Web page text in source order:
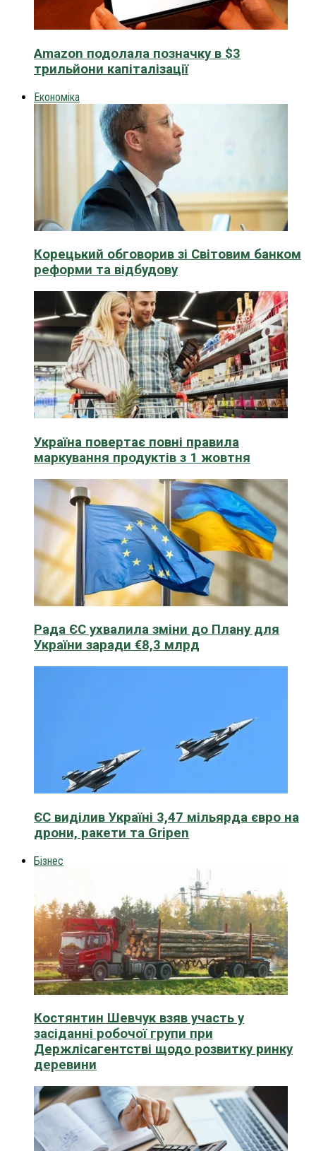
Amazon подолала позначку в $3
трильйони капіталізації
Економіка
Корецький обговорив зі Світовим банком
реформи та відбудову
Україна повертає повні правила
маркування продуктів з 1 жовтня
Рада ЄС ухвалила зміни до Плану для
України заради €8,3 млрд
ЄС виділив Україні 3,47 мільярда євро на
дрони, ракети та Gripen
Бізнес
Костянтин Шевчук взяв участь у
засіданні робочої групи при
Держлісагентстві щодо розвитку ринку
деревини